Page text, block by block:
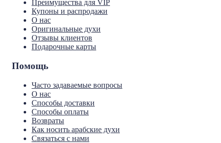
Преимущества для VIP
Купоны и распродажи
О нас
Оригинальные духи
Отзывы клиентов
Подарочные карты
Помощь
Часто задаваемые вопросы
О нас
Способы доставки
Способы оплаты
Возвраты
Как носить арабские духи
Связаться с нами